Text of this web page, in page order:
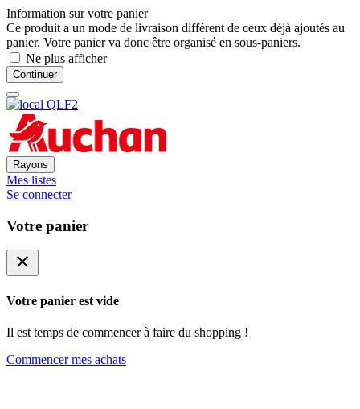
Information sur votre panier
Ce produit a un mode de livraison différent de ceux déjà ajoutés au
panier. Votre panier va donc être organisé en sous-paniers.
Ne plus afficher
Continuer
Rayons
Mes listes
Se connecter
Votre panier
close
Votre panier est vide
Il est temps de commencer à faire du shopping !
Commencer mes achats